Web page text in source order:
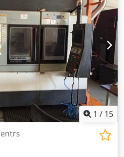
pozīciju skaits: 48. Iekārtas
mm. Iekārtas svars: 7100 kg.
1 / 15